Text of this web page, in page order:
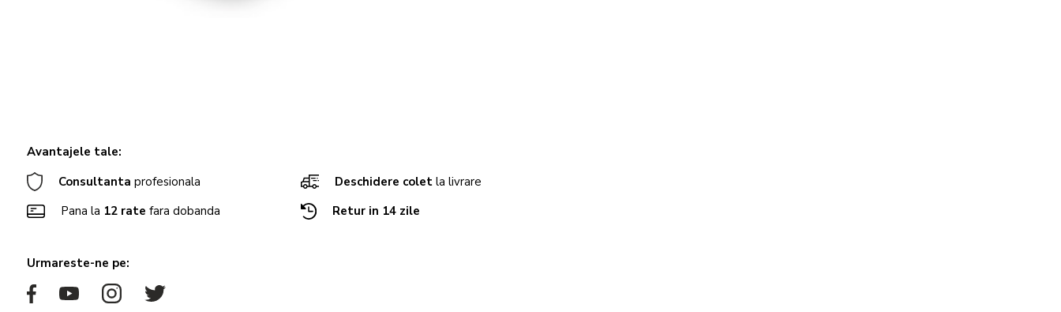
Avantajele tale:
Consultanta profesionala Deschidere colet la livrare
Pana la 12 rate fara dobanda Retur in 14 zile
Urmareste-ne pe: